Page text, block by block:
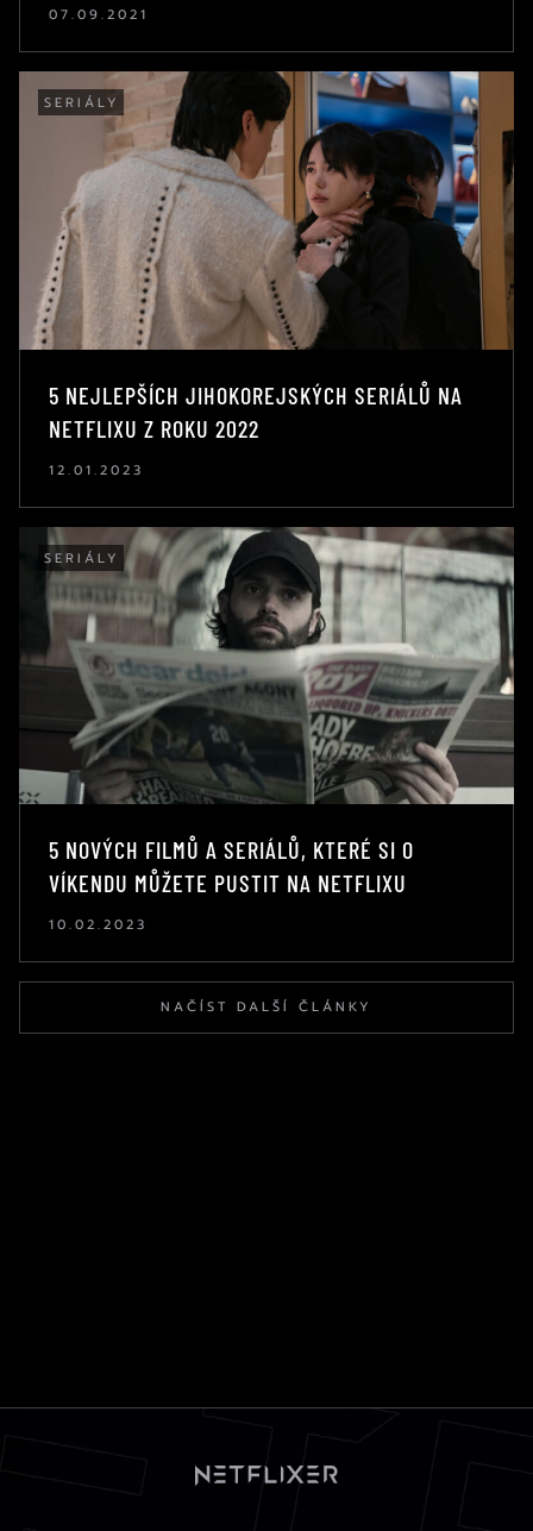
07.09.2021
SERIÁLY
5 NEJLEPŠÍCH JIHOKOREJSKÝCH SERIÁLŮ NA
NETFLIXU Z ROKU 2022
12.01.2023
SERIÁLY
5 NOVÝCH FILMŮ A SERIÁLŮ, KTERÉ SI O
VÍKENDU MŮŽETE PUSTIT NA NETFLIXU
10.02.2023
NAČÍST DALŠÍ ČLÁNKY